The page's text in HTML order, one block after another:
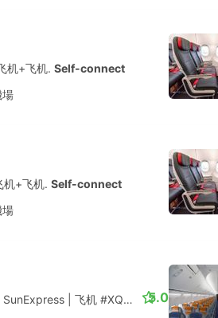
机+飞机. Self-connect
場
机+飞机. Self-connect
場
| SunExpress 飞机 #XQ173 |经济舱
5.0